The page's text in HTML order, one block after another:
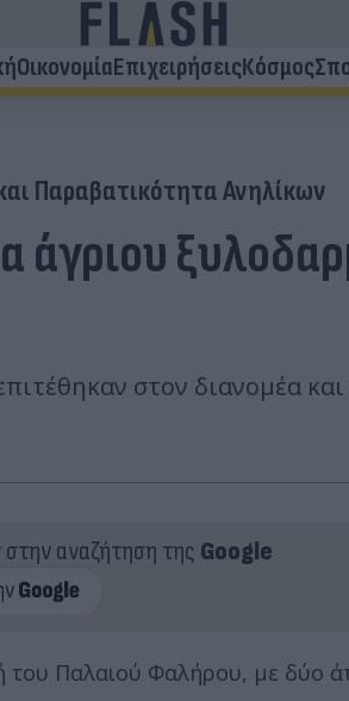
ΟικονομίαΕπιχειρήσειςΚόσμος
Παραβατικότητα Ανηλίκων
στον διανομέα
στην αναζήτηση της Google
του Παλαιού Φαλήρου, με δύο